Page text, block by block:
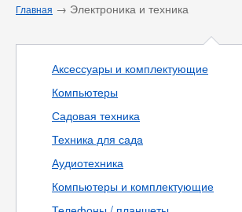
Главная → Электроника и техника
Аксессуары и комплектующие
Компьютеры
Садовая техника
Техника для сада
Аудиотехника
Компьютеры и комплектующие